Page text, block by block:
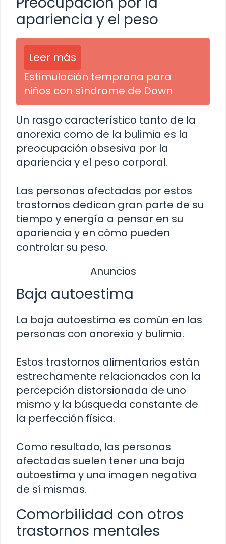
apariencia y el peso
Leer más
Estimulación temprana para
niños con síndrome de Down
Un rasgo característico tanto de la
anorexia como de la bulimia es la
preocupación obsesiva por la
apariencia y el peso corporal.
Las personas afectadas por estos
trastornos dedican gran parte de su
tiempo y energía a pensar en su
apariencia y en cómo pueden
controlar su peso.
Anuncios
Baja autoestima
La baja autoestima es común en las
personas con anorexia y bulimia.
Estos trastornos alimentarios están
estrechamente relacionados con la
percepción distorsionada de uno
mismo y la búsqueda constante de
la perfección física.
Como resultado, las personas
afectadas suelen tener una baja
autoestima y una imagen negativa
de sí mismas.
Comorbilidad con otros
trastornos mentales